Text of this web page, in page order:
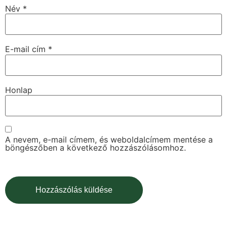
Név *
E-mail cím *
Honlap
A nevem, e-mail címem, és weboldalcímem mentése a
böngészőben a következő hozzászólásomhoz.